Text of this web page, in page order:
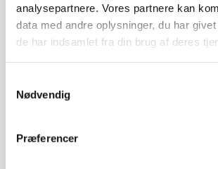
analysepartnere. Vores partnere kan
data med andre oplysninger, du har
de har indsamlet fra din brug af deres
Nødvendig
Præferencer
Har du spørgsmål til varen? Klik her
Vi prismatcher - Klik her